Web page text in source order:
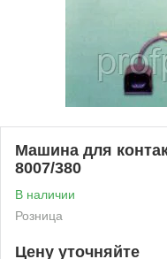
Машина для
8007/380
В наличии
Розница
Цену уточняйте